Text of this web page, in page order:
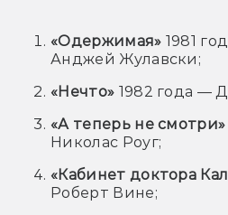
«Одержимая» 1981
Анджей Жулавски;
«Нечто» 1982 года —
«А теперь не смотри»
Николас Роуг;
«Кабинет доктора
Роберт Вине;